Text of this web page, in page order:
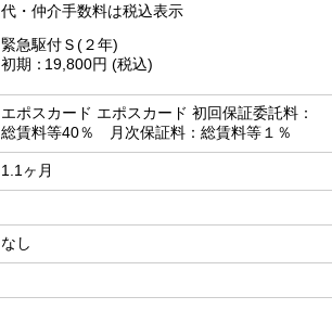
代・仲介手数料は税込表示
緊急駆付Ｓ(２年)
初期
19,800円 税込
エポスカード エポスカード 初回保証委託料：
総賃料等40％ 月次保証料：総賃料等１％
1.1ヶ月
なし